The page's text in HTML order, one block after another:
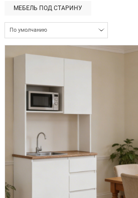
МЕБЕЛЬ ПОД СТАРИНУ
По умолчанию